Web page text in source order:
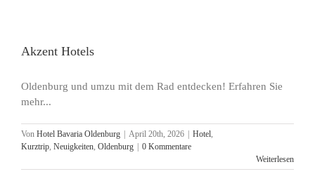
Akzent Hotels
Oldenburg und umzu mit dem Rad entdecken! Erfahren Sie
mehr...
Von Hotel Bavaria Oldenburg April 20th, 2026 Hotel,
Kurztrip, Neuigkeiten, Oldenburg
0 Kommentare
Weiterlesen